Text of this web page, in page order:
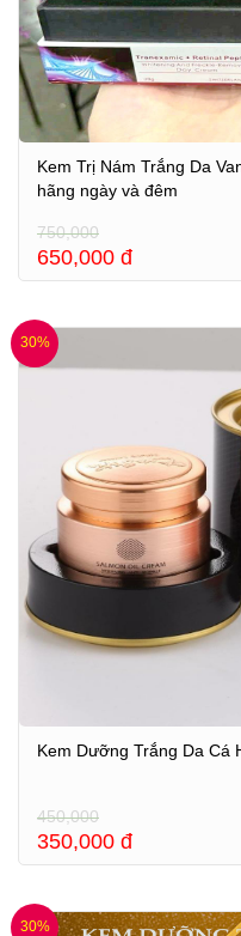
Kem Trị Nám Trắng Da
hãng ngày và đêm
750,000
650,000 đ
30%
Kem Dưỡng Trắng Da Cá
450,000
350,000 đ
30%